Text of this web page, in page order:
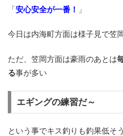
「 安心安全が一番！ 」
今日は内海町方面は様子見で笠
ただ、笠岡方面は豪雨のあとは
る事が多い
エギングの練習だ～
という事でキス釣りも釣果低そ